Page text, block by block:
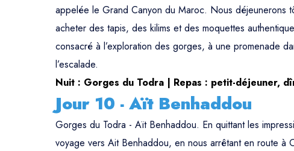
appelée le Grand Canyon du Maroc. Nous déjeunerons
acheter des tapis, des kilims et des moquettes
consacré à l’exploration des gorges, à une promenade
l’escalade.
Nuit : Gorges du Todra | Repas : petit-déjeuner,
Jour 10 - Aït Benhaddou
Gorges du Todra - Aït Benhaddou. En quittant les
voyage vers Ait Benhaddou, en nous arrêtant en route